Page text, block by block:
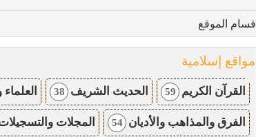
أقسام الموقع
مواقع إسلامية
القرآن الكريم 59 الحديث الشريف 38
الفرق والمذاهب والأديان 54 المجلات